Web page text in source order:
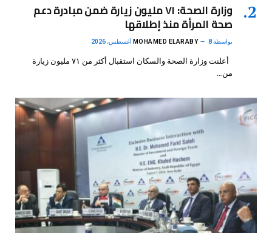
وزارة الصحة: ٧١ مليون زيارة ضمن مبادرة دعم
صحة المرأة منذ إطلاقها
بواسطة MOHAMED ELARABY 8 أغسطس، 2026
أعلنت وزارة الصحة والسكان استقبال أكثر من ٧١ مليون زيارة
من…